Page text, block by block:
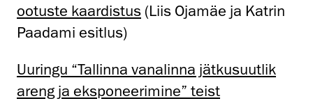
ootuste kaardistus (Liis Ojamäe ja Katrin
Paadami esitlus)
Uuringu “Tallinna vanalinna jätkusuutlik
areng ja eksponeerimine” teist